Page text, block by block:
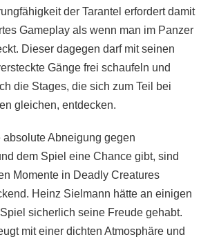
der Tarantel erfordert damit
Gameplay als wenn man im Panzer
Dieser dagegen darf mit seinen
Gänge frei schaufeln und
die Stages, die sich zum Teil bei
gleichen, entdecken.
absolute Abneigung gegen
dem Spiel eine Chance gibt, sind
Momente in Deadly Creatures
Heinz Sielmann hätte an einigen
sicherlich seine Freude gehabt.
mit einer dichten Atmosphäre und